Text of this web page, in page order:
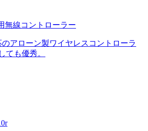
無線コントローラー
アローン製ワイヤレスコントローラ
ても優秀。